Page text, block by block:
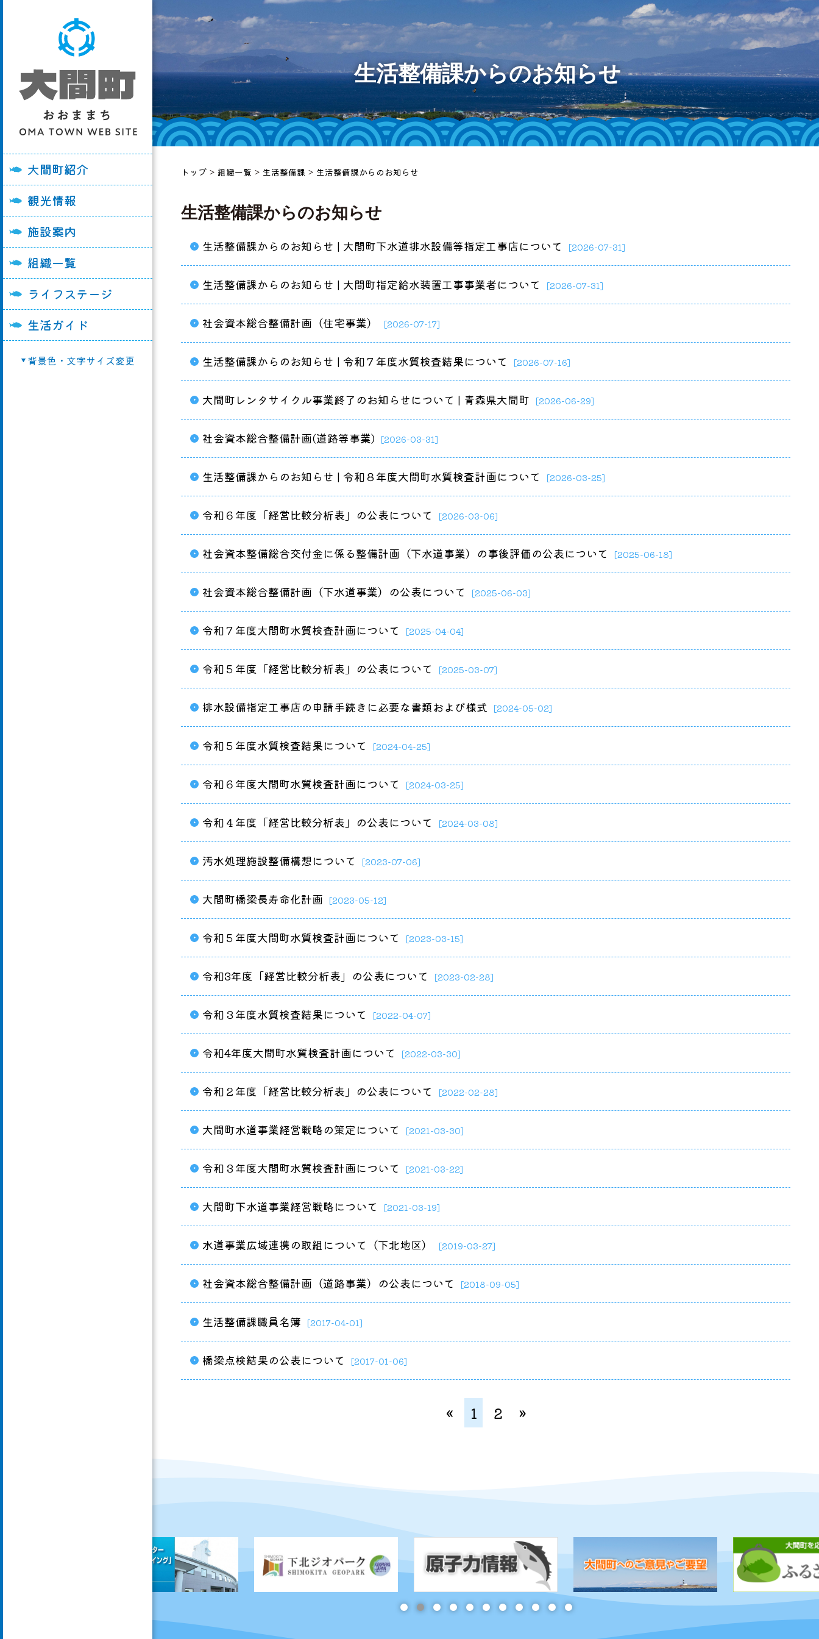
大間町
大間町紹介
大間町の紹介
町長あいさつ
町勢要覧
大間町の例規集
大間町の画像
大間町Youtubeチャンネ
ル
観光情報
大間崎を訪れる皆様へ
おすすめ観光スポット
イベント情報
陸マグロ「大間牛」
グルメ・飲食店
宿泊施設
施設案内
各施設利用申請書等
大間町役場
大間病院
うみの子保育園
大間小学校
大間中学校
奥戸小学校
奥戸交流館
勤労青少年ホーム
総合開発センター
農村婦人の家
漁業活性化センター
奥戸ゆうゆう館
大間町健康福祉センター
「スマイリー」
組織一覧
総務課
企画経営課
住民福祉課
健康づくり推進課
産業振興課
生活整備課
会計管理課
教育委員会
農業委員会
議会事務局
選挙管理委員会
議会組織
ライフステージ
妊娠・出産
入園・入学
引っ越し
おくやみ
生活ガイド
ごみ
子育て・学校教育
医療・健康づくり
国保・後期高齢者
上水道・下水道
消防・防災
町営住宅
移住・空家バンク
マイナンバー制度
再生可能エネルギー
選挙
申請用紙ダウンロード
背景色・文字サイズ変更
生活整備課からのお知らせ
トップ > 組織一覧 > 生活整備課 > 生活整備課からのお知らせ
生活整備課からのお知らせ
生活整備課からのお知らせ | 大間町下水道排水設備等指定工事店について [2026-07-31]
生活整備課からのお知らせ | 大間町指定給水装置工事事業者について [2026-07-31]
社会資本総合整備計画（住宅事業） [2026-07-17]
生活整備課からのお知らせ | 令和７年度水質検査結果について [2026-07-16]
大間町レンタサイクル事業終了のお知らせについて | 青森県大間町 [2026-06-29]
社会資本総合整備計画(道路等事業) [2026-03-31]
生活整備課からのお知らせ | 令和８年度大間町水質検査計画について [2026-03-25]
令和６年度「経営比較分析表」の公表について [2026-03-06]
社会資本整備総合交付金に係る整備計画（下水道事業）の事後評価の公表について [2025-06-18]
社会資本総合整備計画（下水道事業）の公表について [2025-06-03]
令和７年度大間町水質検査計画について [2025-04-04]
令和５年度「経営比較分析表」の公表について [2025-03-07]
排水設備指定工事店の申請手続きに必要な書類および様式 [2024-05-02]
令和５年度水質検査結果について [2024-04-25]
令和６年度大間町水質検査計画について [2024-03-25]
令和４年度「経営比較分析表」の公表について [2024-03-08]
汚水処理施設整備構想について [2023-07-06]
大間町橋梁長寿命化計画 [2023-05-12]
令和５年度大間町水質検査計画について [2023-03-15]
令和3年度「経営比較分析表」の公表について [2023-02-28]
令和３年度水質検査結果について [2022-04-07]
令和4年度大間町水質検査計画について [2022-03-30]
令和２年度「経営比較分析表」の公表について [2022-02-28]
大間町水道事業経営戦略の策定について [2021-03-30]
令和３年度大間町水質検査計画について [2021-03-22]
大間町下水道事業経営戦略について [2021-03-19]
水道事業広域連携の取組について（下北地区） [2019-03-27]
社会資本総合整備計画（道路事業）の公表について [2018-09-05]
生活整備課職員名簿 [2017-04-01]
橋梁点検結果の公表について [2017-01-06]
« 1 2 »